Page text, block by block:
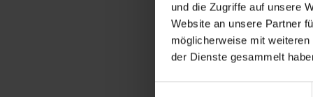
und die Zugriffe auf unsere
Website an unsere Partner
möglicherweise mit
der Dienste gesammelt